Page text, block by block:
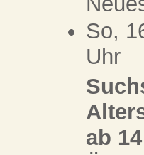
So,
Uhr
ab